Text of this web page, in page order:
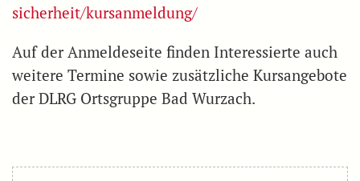
sicherheit/kursanmeldung/
Auf der Anmeldeseite finden Interessierte auch
weitere Termine sowie zusätzliche Kursangebote
der DLRG Ortsgruppe Bad Wurzach.